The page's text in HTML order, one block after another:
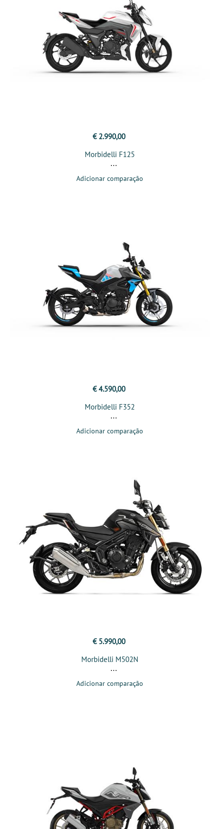
€ 2.990,00
Morbidelli F125
Adicionar comparação
€ 4.590,00
Morbidelli F352
Adicionar comparação
€ 5.990,00
Morbidelli M502N
Adicionar comparação